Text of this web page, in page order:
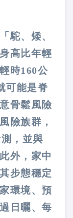
駝、矮、
高比年輕
時160公
可能是脊
骨鬆風險
險族群，
，並與
外，家中
步態穩定
環境、預
日曬、每